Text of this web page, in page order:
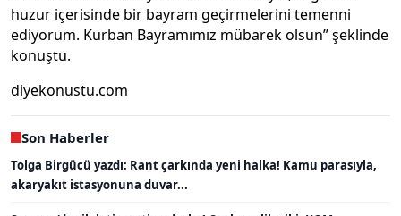
huzur içerisinde bir bayram geçirmelerini temenni
ediyorum. Kurban Bayramımız mübarek olsun” şeklinde
konuştu.
diyekonustu.com
Son Haberler
Tolga Birgücü yazdı: Rant çarkında yeni halka! Kamu parasıyla,
akaryakıt istasyonuna duvar...